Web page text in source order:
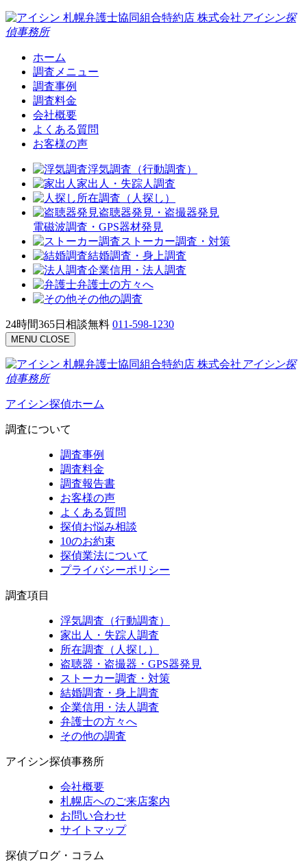
札幌弁護士協同組合特約店 株式会社 アイシン探
偵事務所
ホーム
調査メニュー
調査事例
調査料金
会社概要
よくある質問
お客様の声
浮気調査（行動調査）
家出人・失踪人調査
所在調査（人探し）
盗聴器発見・盗撮器発見
電磁波調査・GPS器材発見
ストーカー調査・対策
結婚調査・身上調査
企業信用・法人調査
弁護士の方々へ
その他の調査
24時間365日相談無料 011-598-1230
MENU CLOSE
札幌弁護士協同組合特約店 株式会社 アイシン探
偵事務所
アイシン探偵ホーム
調査について
調査事例
調査料金
調査報告書
お客様の声
よくある質問
探偵お悩み相談
10のお約束
探偵業法について
プライバシーポリシー
調査項目
浮気調査（行動調査）
家出人・失踪人調査
所在調査（人探し）
盗聴器・盗撮器・GPS器発見
ストーカー調査・対策
結婚調査・身上調査
企業信用・法人調査
弁護士の方々へ
その他の調査
アイシン探偵事務所
会社概要
札幌店へのご来店案内
お問い合わせ
サイトマップ
探偵ブログ・コラム